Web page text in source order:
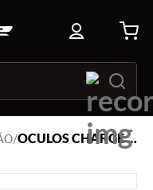
OCULOS CHARGE PRO LS2 AMARELO IRIDIUM